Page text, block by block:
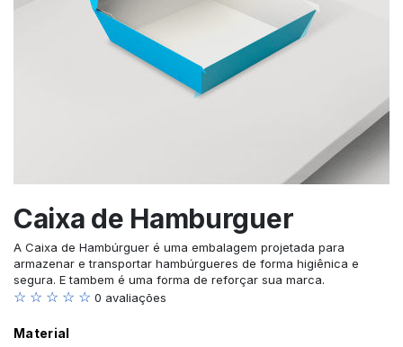
Caixa de Hamburguer
A Caixa de Hambúrguer é uma embalagem projetada para
armazenar e transportar hambúrgueres de forma higiênica e
segura. E tambem é uma forma de reforçar sua marca.
☆ ☆ ☆ ☆ ☆ 0 avaliações
Material